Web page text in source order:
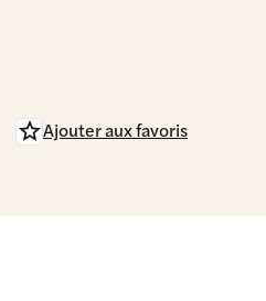
Ajouter aux favoris